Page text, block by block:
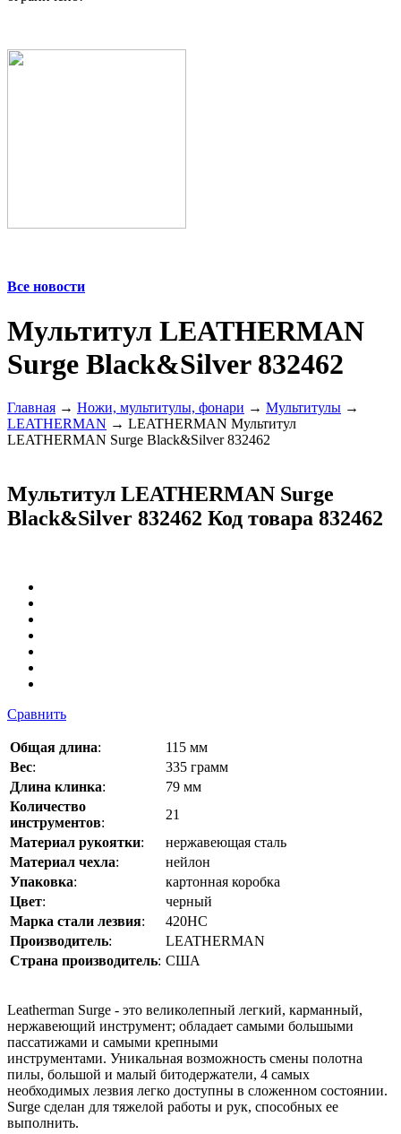
Все новости
Мультитул LEATHERMAN
Surge Black&Silver 832462
Главная → Ножи, мультитулы, фонари → Мультитулы →
LEATHERMAN → LEATHERMAN Мультитул
LEATHERMAN Surge Black&Silver 832462
Мультитул LEATHERMAN Surge
Black&Silver 832462 Код товара 832462
Сравнить
Общая длина:
115 мм
Вес:
335 грамм
Длина клинка:
79 мм
Количество
инструментов:
21
Материал рукоятки:
нержавеющая сталь
Материал чехла:
нейлон
Упаковка:
картонная коробка
Цвет:
черный
Марка стали лезвия:
420HC
Производитель:
LEATHERMAN
Страна производитель: США
Leatherman Surge - это великолепный легкий, карманный,
нержавеющий инструмент; обладает самыми большыми
пассатижами и самыми крепными
инструментами. Уникальная возможность смены полотна
пилы, большой и малый битодержатели, 4 самых
необходимых лезвия легко доступны в сложенном состоянии.
Surge сделан для тяжелой работы и рук, способных ее
выполнить.